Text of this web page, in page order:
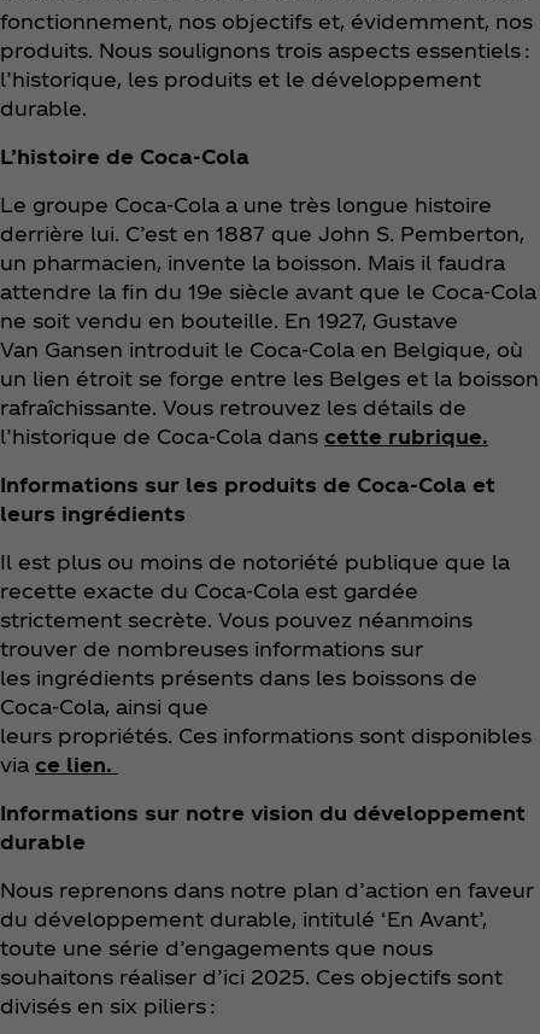
fonctionnement, nos objectifs et, évidemment, nos
produits. Nous soulignons trois aspects essentiels :
l’historique, les produits et le développement
durable.
L’histoire de Coca‑Cola
Le groupe Coca‑Cola a une très longue histoire
derrière lui. C’est en 1887 que John S. Pemberton,
un pharmacien, invente la boisson. Mais il faudra
attendre la fin du 19e siècle avant que le Coca‑Cola
ne soit vendu en bouteille. En 1927, Gustave
Van Gansen introduit le Coca‑Cola en Belgique, où
un lien étroit se forge entre les Belges et la boisson
rafraîchissante. Vous retrouvez les détails de
l’historique de Coca‑Cola dans cette rubrique.
Informations sur les produits de Coca‑Cola et
leurs ingrédients
Il est plus ou moins de notoriété publique que la
recette exacte du Coca‑Cola est gardée
strictement secrète. Vous pouvez néanmoins
trouver de nombreuses informations sur
les ingrédients présents dans les boissons de
Coca‑Cola, ainsi que
leurs propriétés. Ces informations sont disponibles
via ce lien.
Informations sur notre vision du développement
durable
Nous reprenons dans notre plan d’action en faveur
du développement durable, intitulé ‘En Avant’,
toute une série d’engagements que nous
souhaitons réaliser d’ici 2025. Ces objectifs sont
divisés en six piliers :